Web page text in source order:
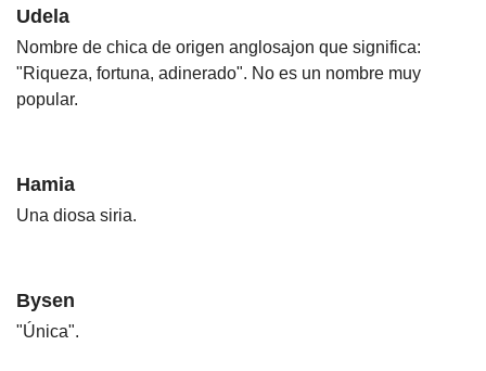
Udela
Nombre de chica de origen anglosajon que significa:
"Riqueza, fortuna, adinerado". No es un nombre muy
popular.
Hamia
Una diosa siria.
Bysen
"Única".